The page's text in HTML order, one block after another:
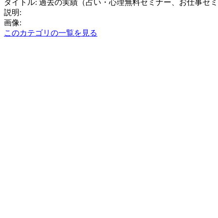
タイトル: 過去の実績（占い・心理無料セミナー、お仕事セ
説明:
画像:
このカテゴリの一覧を見る